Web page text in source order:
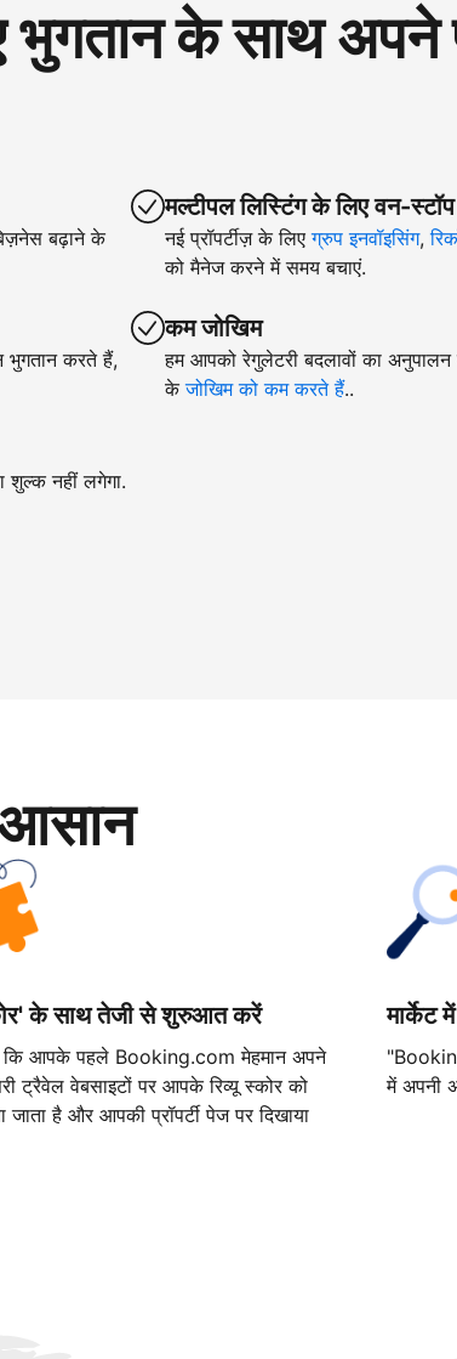
के साथ अपने
बढ़ाने के
भुगतान करते हैं,
शुल्क नहीं लगेगा.
मल्टीपल लिस्टिंग के लिए वन-
नई प्रॉपर्टीज़ के लिएग्रुप इनवॉइसिंग,
को मैनेज करने में समय बचाएं.
कम जोखिम
हम आपको रेगुलेटरी बदलावों का
केजोखिम को कम करते हैं..
के साथ तेजी से शुरुआत करें
आपके पहले Booking.com मेहमान अपने
ट्रैवेल वेबसाइटों पर आपके रिव्यू स्कोर को
जाता है और आपकी प्रॉपर्टी पेज पर दिखाया
मार्केट
में अपनी